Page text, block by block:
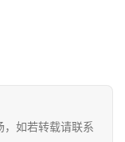
，如若转载请联系